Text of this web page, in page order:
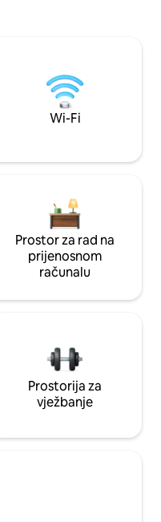
Wi-Fi
Prostor za rad na
prijenosnom
računalu
Prostorija za
vježbanje